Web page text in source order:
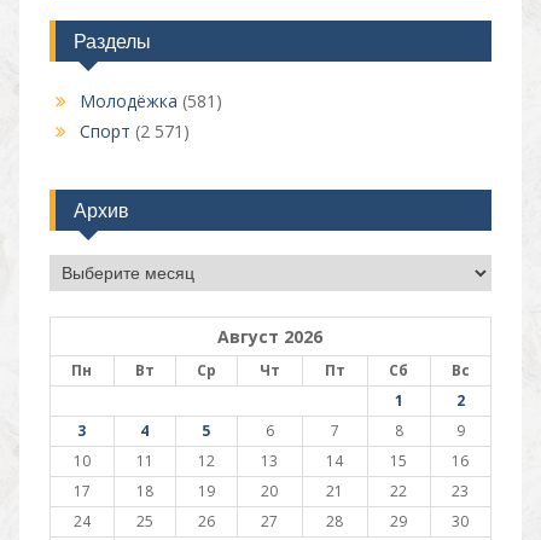
Разделы
Молодёжка (581)
Спорт (2 571)
Архив
Архив
Август 2026
Пн Вт Ср Чт Пт Сб
Вс
1
2
3
4 5 6 7 8
9
10
11 12 13 14 15
16
17
18 19 20 21 22
23
24
25 26 27 28 29
30